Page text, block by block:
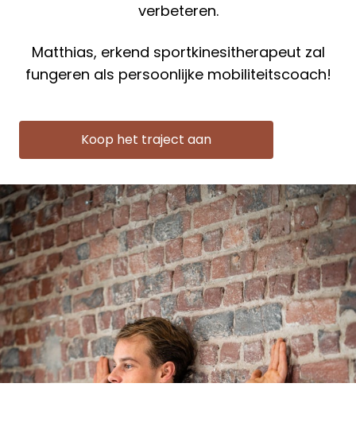
verbeteren.
Matthias, erkend sportkinesitherapeut zal
fungeren als persoonlijke mobiliteitscoach!
Koop het traject aan